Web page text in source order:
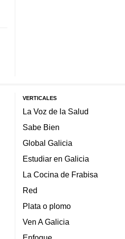
VERTICALES
La Voz de la Salud
Sabe Bien
Global Galicia
Estudiar en Galicia
La Cocina de Frabisa
Red
Plata o plomo
Ven A Galicia